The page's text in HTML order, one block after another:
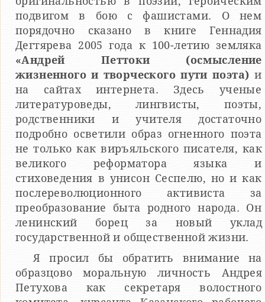
подвигом в бою с фашистами. О нем
порядочно сказано в книге Геннадия
Дегтярева 2005 года к 100-летию земляка
«Андрей Петтоки (осмысление
жизненного и творческого пути поэта) и
на сайтах интернета. Здесь ученые
литературоведы, лингвисты, поэты,
родственники и учителя достаточно
подробно осветили образ огненного поэта
не только как виръяльского писателя, как
великого реформатора языка и
стиховедения в унисон Сеспелю, но и как
послереволюционного активиста за
преобразование быта родного народа. Он
ленинский борец за новый уклад
государственной и общественной жизни.
Я просил бы обратить внимание на
образцово моральную личность Андрея
Петухова как секретаря волостного